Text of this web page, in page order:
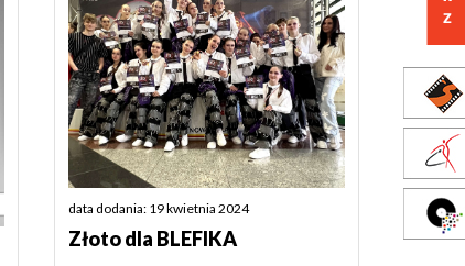
data dodania: 19 kwietnia 2024
Złoto dla BLEFIKA